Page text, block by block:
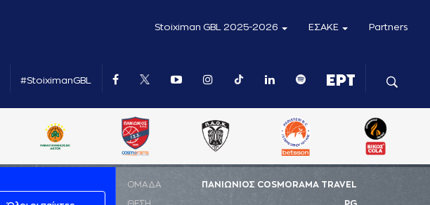
Stoiximan GBL 2025-2026 ΕΣΑΚΕ Partners
#StoiximanGBL
ΟΜΑΔΑ ΠΑΝΙΩΝΙΟΣ COSMORAMA TRAVEL